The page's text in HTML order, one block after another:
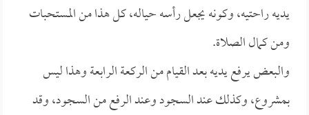
يديه راحتيه، وكونه يجعل رأسه حياله، كل هذا من المستحبات
ومن كمال الصلاة.
والبعض يرفع يديه بعد القيام من الركعة الرابعة وهذا ليس
بمشروع، وكذلك عند السجود وعند الرفع من السجود، وقد